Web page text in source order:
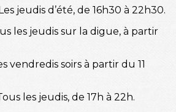
jeudis d’été, de 16h30 à 22h30.
les jeudis sur la digue, à partir
vendredis soirs à partir du 11
les jeudis, de 17h à 22h.